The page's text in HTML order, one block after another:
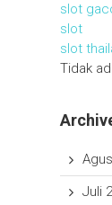
slot
slot
slot
Tidak
Juli